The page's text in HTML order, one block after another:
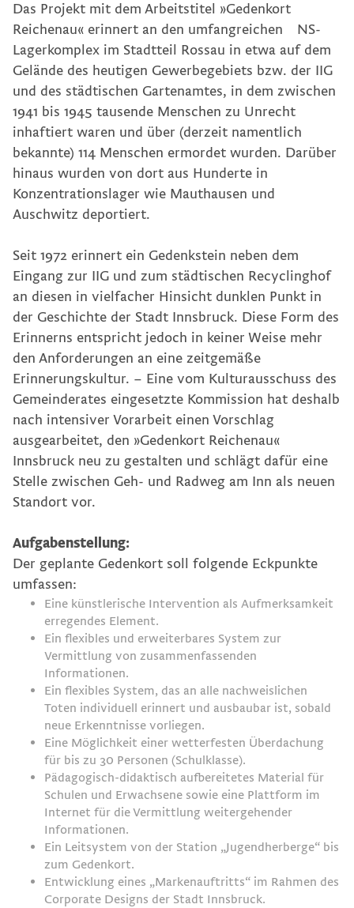
Keyvisual »FÖ N. Festival gegen die Schwerkraft«
Gedenkzeichen Innsbruck
Re-Design CD Tiroler Landestheater
Leitsystem Rathaus Innsbruck
Re-Design Website »berufsreise.at«
Leit- und Werbesystem Stadt Wörgl
Employer Branding WK Tirol
Grafikpool WK Tirol
Website Gemeinde Wattens
WK Tirol-Wahlkampagne 2025
Gedenkort Reichenau
Re-Design Corporate Design »Marke Innsbruck«
Imagekampagne für die Fachgruppe der Immobilien- und
Vermögenstreuhänder
Künstlerisch-gestalterische Fassadenintervention Tirol
Das Projekt mit dem Arbeitstitel »Gedenkort
Reichenau« erinnert an den umfangreichen NS-
Lagerkomplex im Stadtteil Rossau in etwa auf dem
Gelände des heutigen Gewerbegebiets bzw. der IIG
und des städtischen Gartenamtes, in dem zwischen
1941 bis 1945 tausende Menschen zu Unrecht
inhaftiert waren und über (derzeit namentlich
bekannte) 114 Menschen ermordet wurden. Darüber
hinaus wurden von dort aus Hunderte in
Konzentrationslager wie Mauthausen und
Auschwitz deportiert.
Seit 1972 erinnert ein Gedenkstein neben dem
Eingang zur IIG und zum städtischen Recyclinghof
an diesen in vielfacher Hinsicht dunklen Punkt in
der Geschichte der Stadt Innsbruck. Diese Form des
Erinnerns entspricht jedoch in keiner Weise mehr
den Anforderungen an eine zeitgemäße
Erinnerungskultur. – Eine vom Kulturausschuss des
Gemeinderates eingesetzte Kommission hat deshalb
nach intensiver Vorarbeit einen Vorschlag
ausgearbeitet, den »Gedenkort Reichenau«
Innsbruck neu zu gestalten und schlägt dafür eine
Stelle zwischen Geh- und Radweg am Inn als neuen
Standort vor.
Aufgabenstellung:
Der geplante Gedenkort soll folgende Eckpunkte
umfassen:
Eine künstlerische Intervention als Aufmerksamkeit
erregendes Element.
Ein flexibles und erweiterbares System zur
Vermittlung von zusammenfassenden
Informationen.
Ein flexibles System, das an alle nachweislichen
Toten individuell erinnert und ausbaubar ist, sobald
neue Erkenntnisse vorliegen.
Eine Möglichkeit einer wetterfesten Überdachung
für bis zu 30 Personen (Schulklasse).
Pädagogisch-didaktisch aufbereitetes Material für
Schulen und Erwachsene sowie eine Plattform im
Internet für die Vermittlung weitergehender
Informationen.
Ein Leitsystem von der Station „Jugendherberge“ bis
zum Gedenkort.
Entwicklung eines „Markenauftritts“ im Rahmen des
Corporate Designs der Stadt Innsbruck.